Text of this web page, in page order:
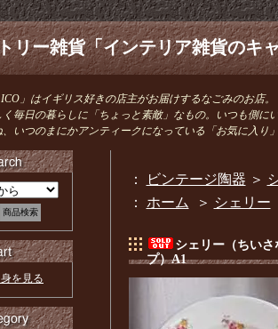
リー雑貨「インテリア雑貨の
」はイギリス好きの店主がお届けするなごみのお店。
毎日の暮らしに「ちょっと素敵」なもの。いつも側に
いつのまにかアンティークになっている「お気に入り
： ビンテージ陶器 ＞
： ホーム ＞ シェリー
シェリー（ちい
プ）A1
を見る